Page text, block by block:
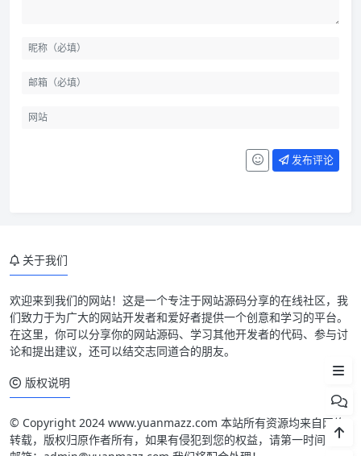
发布评论
文件下载
关于我们
欢迎来到我们的网站！这是一个专注于网站源码分享的在线社区，我
们致力于为广大的网站开发者和爱好者提供一个创意和学习的平台。
在这里，你可以分享你的网站源码、学习其他开发者的代码、参与讨
论和提出建议，还可以结交志同道合的朋友。
版权说明
© Copyright 2024 www.yuanmazz.com 本站所有资源均来自网络
转载，版权归原作者所有，如果有侵犯到您的权益，请第一时间联系